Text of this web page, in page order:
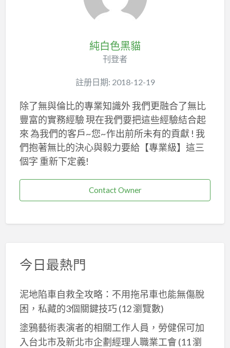
純白色黑貓
刊登者
註册日期: 2018-12-19
除了無與倫比的專業知識外 我們更融合了無比
豐富的實務經驗 現在我們要把這些經驗結合起
來 為我們的客戶~您~作出前所未有的貢獻 ! 我
們抱著無比的決心與毅力要給【專業級】這三
個字 重新下定義!
Contact Owner
今日最熱門
泥地陷車自救全攻略：不用拖吊車也能無傷脫
困，私藏的3個關鍵技巧(12 瀏覽數)
塗鴉藝術表演者的相關工作人員，勞健保可加
入台北市及新北巿企劃經理人職業工會 (11 瀏